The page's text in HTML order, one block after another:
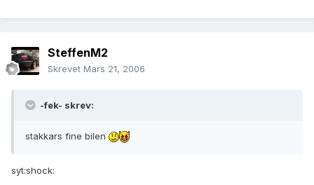
SteffenM2
Skrevet Mars 21, 2006
-fek- skrev:
stakkars fine bilen
syt:shock: